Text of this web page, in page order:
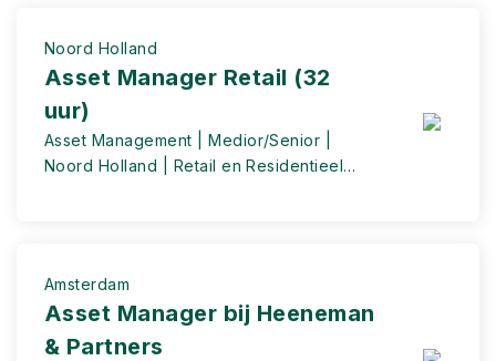
Noord Holland
Asset Manager Retail (32
uur)
Asset Management | Medior/Senior |
Noord Holland | Retail en Residentieel
Amsterdam
Asset Manager bij Heeneman
& Partners